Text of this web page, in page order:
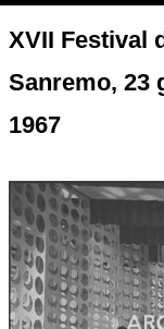
XVII Festival
Sanremo, 23
1967